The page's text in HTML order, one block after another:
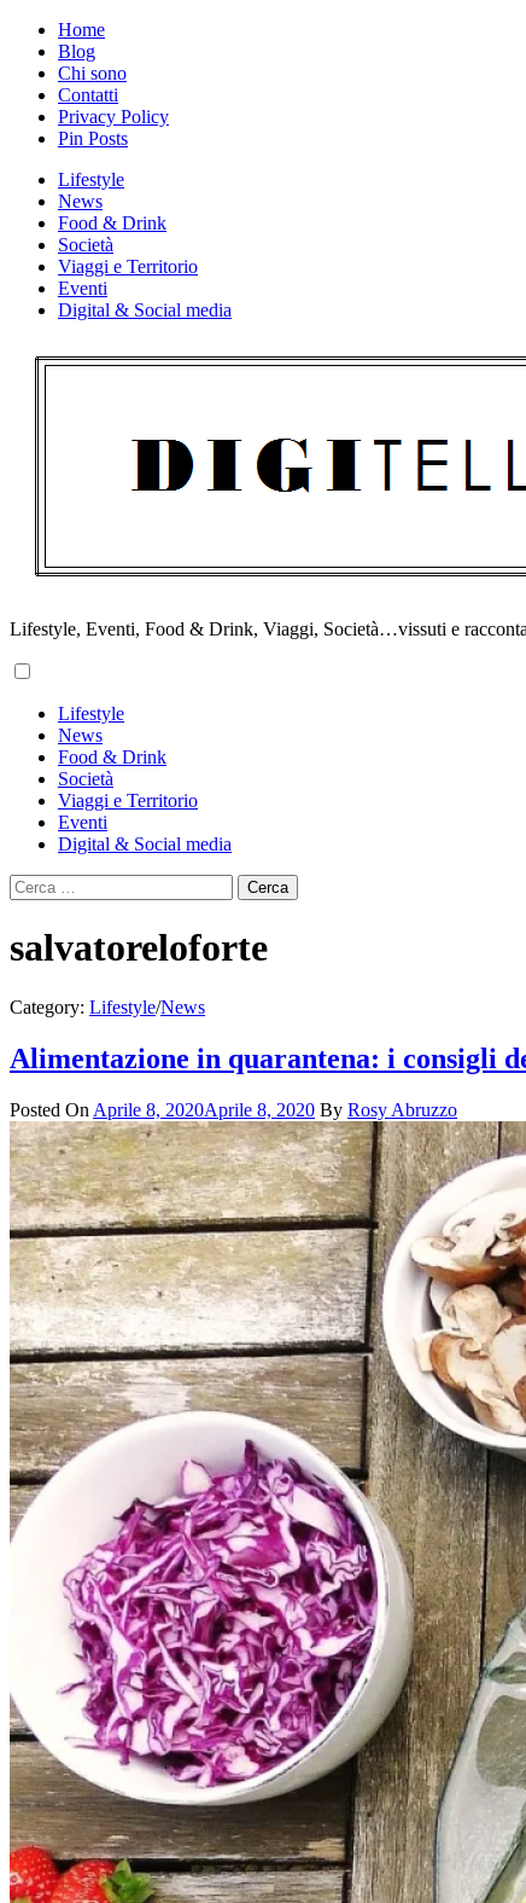
Skip
content
Home
Blog
Chi sono
Contatti
Privacy Policy
Pin Posts
Lifestyle
News
Food & Drink
Società
Viaggi e Territorio
Eventi
Digital & Social media
Lifestyle, Eventi, Food & Drink, Viaggi, Società…vissuti e
Menu
Lifestyle
News
Food & Drink
Società
Viaggi e Territorio
Eventi
Digital & Social media
Ricerca
per:
salvatoreloforte
Category: Lifestyle/News
Alimentazione in quarantena: i consigli
Posted On Aprile 8, 2020Aprile 8, 2020 By Rosy Abruzzo